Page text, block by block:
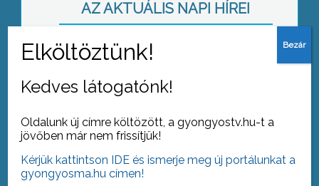
AZ AKTUÁLIS NAPI HÍREI
Hetvenedik születésnap
Kedves látogatónk!
Oldalunk új címre költözött, a gyongyostv.hu-t a
jövőben már nem frissítjük!
Kérjük kattintson IDE és ismerje meg új portálunkat a
gyongyosma.hu címen!